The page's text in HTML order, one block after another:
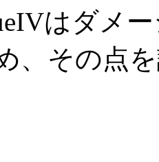
はダメ
、その点